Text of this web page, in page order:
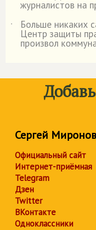
журналистов на
˙
Больше никаких
Центр защиты
произвол
Сергей Миронов
Официальный сайт
Интернет-приёмная
Telegram
Дзен
Twitter
ВКонтакте
Одноклассники